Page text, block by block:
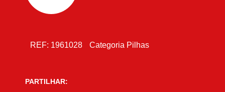
REF: 1961028 Categoria Pilhas
PARTILHAR: